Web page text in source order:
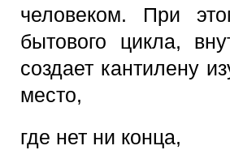
человеком. При
бытового цикла,
создает кантилену
место,
где нет ни конца,